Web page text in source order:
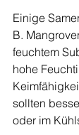
Einige
B.
feuchtem
hohe
sollten
oder im